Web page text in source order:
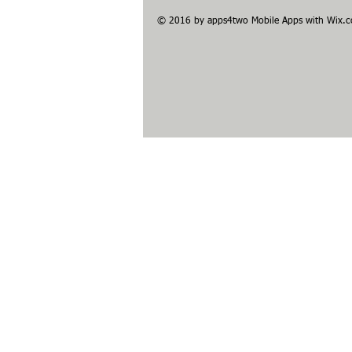
© 2016 by apps4two Mobile Apps with